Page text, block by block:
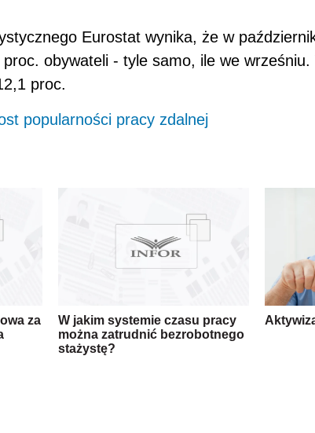
Eurostat wynika, że w
proc. obywateli - tyle samo, ile we
proc.
popularności pracy zdalnej
za
W jakim systemie czasu pracy
można zatrudnić bezrobotnego
stażystę?